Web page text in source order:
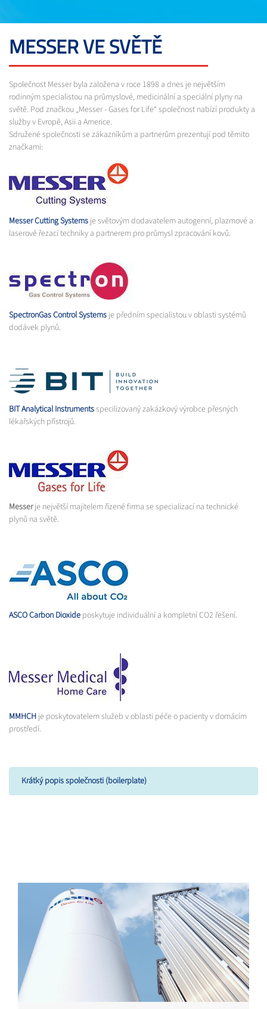
MESSER VE SVĚTĚ
Společnost Messer byla založena v roce 1898 a dnes je největším
rodinným specialistou na průmyslové, medicinální a speciální plyny na
světě. Pod značkou „Messer - Gases for Life“ společnost nabízí produkty a
služby v Evropě, Asii a Americe.
Sdružené společnosti se zákazníkům a partnerům prezentují pod těmito
značkami:
Messer Cutting Systems je světovým dodavatelem autogenní, plazmové a
laserové řezací techniky a partnerem pro průmysl zpracování kovů.
SpectronGas Control Systems je předním specialistou v oblasti systémů
dodávek plynů.
BIT Analytical Instrumentsspecilizovaný zakázkový výrobce přesných
lékařských přístrojů.
Messerje největší majitelem řízené firma se specializací na technické
plynů na světě.
ASCO Carbon Dioxide poskytuje individuální a kompletní CO2 řešení.
MMHCH je poskytovatelem služeb v oblasti péče o pacienty v domácím
prostředí.
Krátký popis společnosti (boilerplate)